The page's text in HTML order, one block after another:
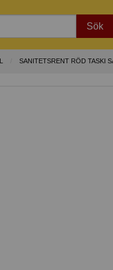
Sök
SANITETSRENT RÖD TASKI